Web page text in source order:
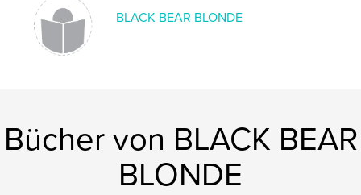
BLACK BEAR BLONDE
Bücher von BLACK BEAR
BLONDE